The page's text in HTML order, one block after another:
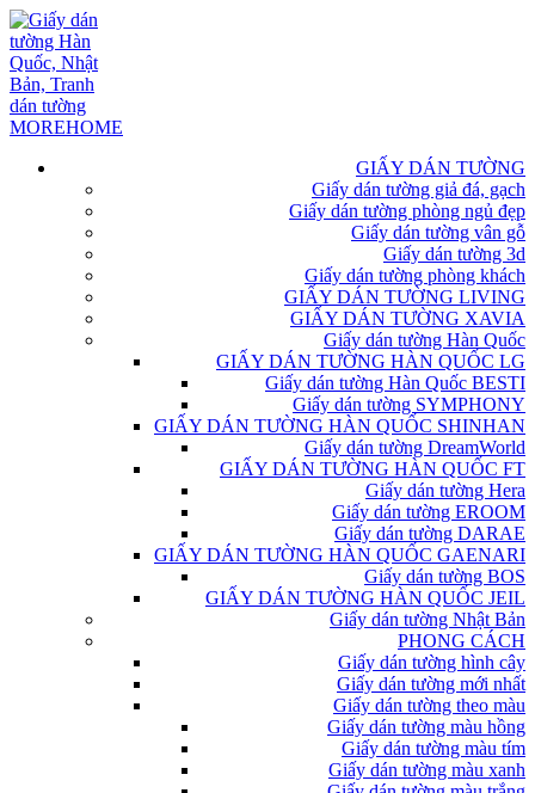
GIẤY DÁN TƯỜNG
Giấy dán tường giả đá, gạch
Giấy dán tường phòng ngủ đẹp
Giấy dán tường vân gỗ
Giấy dán tường 3d
Giấy dán tường phòng khách
GIẤY DÁN TƯỜNG LIVING
GIẤY DÁN TƯỜNG XAVIA
Giấy dán tường Hàn Quốc
GIẤY DÁN TƯỜNG HÀN QUỐC LG
Giấy dán tường Hàn Quốc BESTI
Giấy dán tường SYMPHONY
GIẤY DÁN TƯỜNG HÀN QUỐC SHINHAN
Giấy dán tường DreamWorld
GIẤY DÁN TƯỜNG HÀN QUỐC FT
Giấy dán tường Hera
Giấy dán tường EROOM
Giấy dán tường DARAE
GIẤY DÁN TƯỜNG HÀN QUỐC GAENARI
Giấy dán tường BOS
GIẤY DÁN TƯỜNG HÀN QUỐC JEIL
Giấy dán tường Nhật Bản
PHONG CÁCH
Giấy dán tường hình cây
Giấy dán tường mới nhất
Giấy dán tường theo màu
Giấy dán tường màu hồng
Giấy dán tường màu tím
Giấy dán tường màu xanh